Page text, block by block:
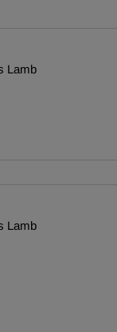
Lamb
Lamb